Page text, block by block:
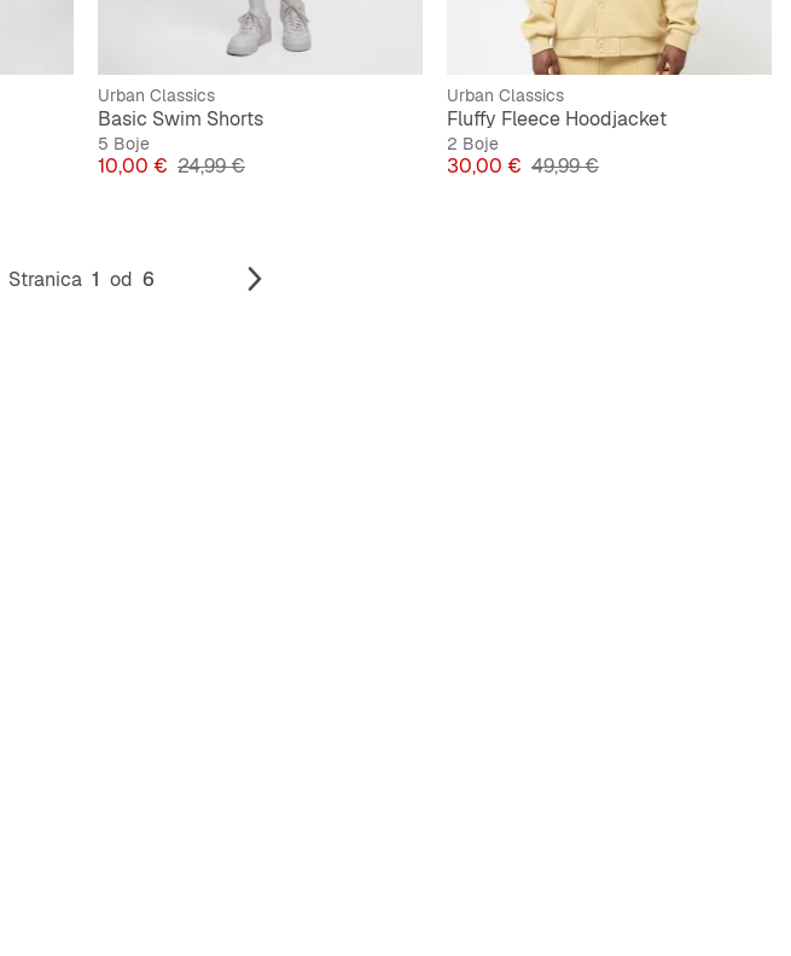
Urban Classics
Basic Swim Shorts
5 Boje
Cijena
10,00 € Originalna cijena
24,99 €
Urban Classics
Fluffy Fleece Hoodjacket
2 Boje
Cijena
30,00 € Originalna cijena
49,99 €
Stranica 1 od 6